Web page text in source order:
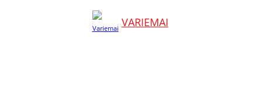
VARIEMAI